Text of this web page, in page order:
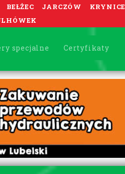
BEŁŻEC JARCZÓW KRYNICE
specjalne Certyfikaty